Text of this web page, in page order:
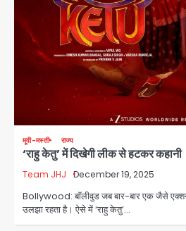
मूवी-मस्ती राज्य
‘राहु केतु’ में दिखेगी लीक से हटकर कहानी
Team JHJ December 19, 2025
Bollywood: बॉलीवुड जब बार-बार एक जैसे
उलझा रहता है। ऐसे में ‘राहु केतु’…